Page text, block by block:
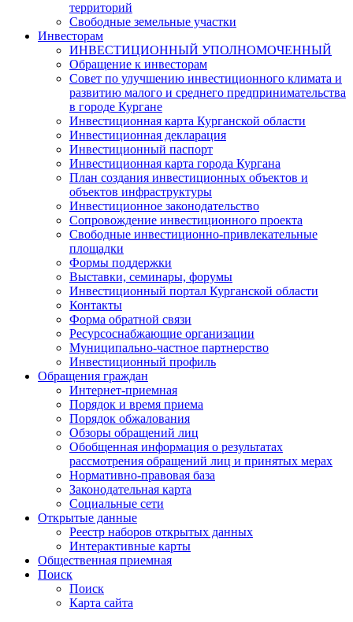
территорий
Свободные земельные участки
Инвесторам
ИНВЕСТИЦИОННЫЙ УПОЛНОМОЧЕННЫЙ
Обращение к инвесторам
Совет по улучшению инвестиционного климата и
развитию малого и среднего предпринимательства
в городе Кургане
Инвестиционная карта Курганской области
Инвестиционная декларация
Инвестиционный паспорт
Инвестиционная карта города Кургана
План создания инвестиционных объектов и
объектов инфраструктуры
Инвестиционное законодательство
Сопровождение инвестиционного проекта
Свободные инвестиционно-привлекательные
площадки
Формы поддержки
Выставки, семинары, форумы
Инвестиционный портал Курганской области
Контакты
Форма обратной связи
Ресурсоснабжающие организации
Муниципально-частное партнерство
Инвестиционный профиль
Обращения граждан
Интернет-приемная
Порядок и время приема
Порядок обжалования
Обзоры обращений лиц
Обобщенная информация о результатах
рассмотрения обращений лиц и принятых мерах
Нормативно-правовая база
Законодательная карта
Социальные сети
Открытые данные
Реестр наборов открытых данных
Интерактивные карты
Общественная приемная
Поиск
Поиск
Карта сайта